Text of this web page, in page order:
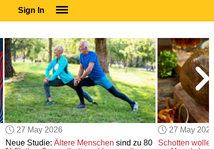
Sign In
SUBSCRIBE
EDUCATIONAL LICENSES
GIFT CARDS
OTHER LANGUAGES
ABOUT US
ALEXA
ADJUST COLORS
27 May 2026
Neue Studie: Ältere Menschen sind zu 80
27 May
Schotten